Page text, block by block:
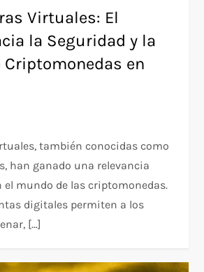
Virtuales: El
la Seguridad y la
Criptomonedas en
también conocidas como
han ganado una relevancia
mundo de las criptomonedas.
digitales permiten a los
[…]